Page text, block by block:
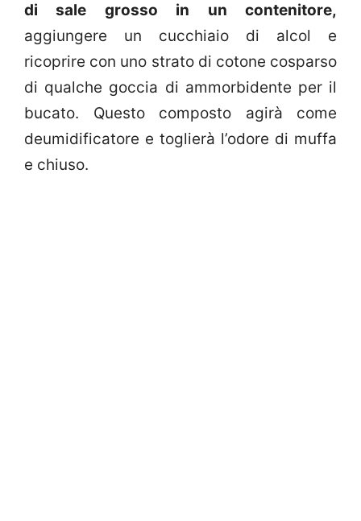
di sale grosso in un contenitore,
aggiungere un cucchiaio di alcol e
ricoprire con uno strato di cotone cosparso
di qualche goccia di ammorbidente per il
bucato. Questo composto agirà come
deumidificatore e toglierà l’odore di muffa
e chiuso.